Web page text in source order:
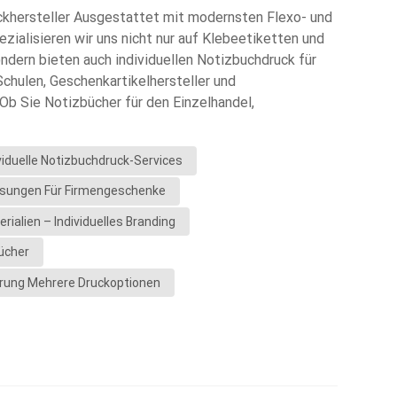
Indonesia
norwegian
Ausgestattet mit modernsten Flexo- und
wir uns nicht nur auf Klebeetiketten und
bieten auch individuellen Notizbuchdruck für
Geschenkartikelhersteller und
Sie Notizbücher für den Einzelhandel,
eine Komplettlösung aus einer Hand – von der
den Veredelungseffekten.Vollständig anpassbare
eine breite Palette an
Ihre Bedürfnisse zugeschnitten sind:Notizbücher
mit festem EinbandBroschüren mit
oder DrahtbindungshefteNotizblöcke und
mit LogoSchülerübungsheftePremium-
können jedes Detail individuell an Ihre
Notizbuchdruck-Services
Für Firmengeschenke
– Individuelles Branding
Mehrere Druckoptionen